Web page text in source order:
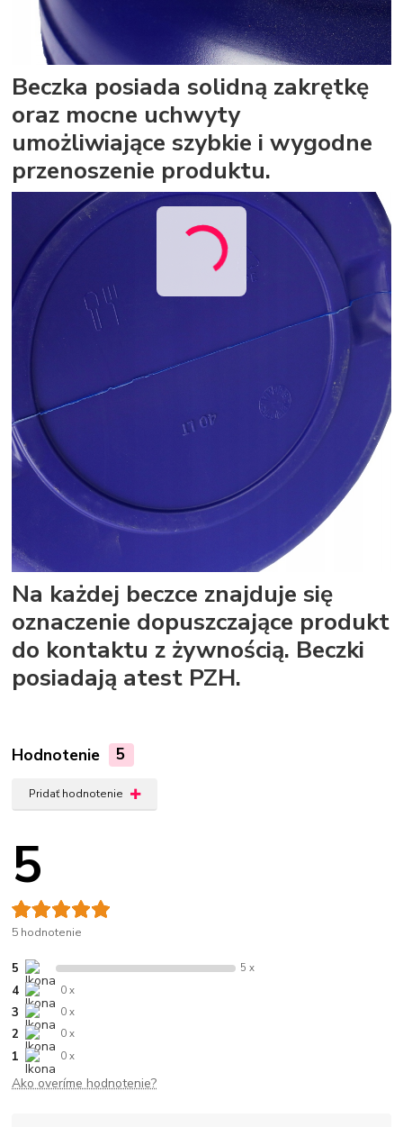
Beczka posiada solidną zakrętkę
oraz mocne uchwyty
umożliwiające szybkie i wygodne
przenoszenie produktu.
Na każdej beczce znajduje się
oznaczenie dopuszczające produkt
do kontaktu z żywnością. Beczki
posiadają atest PZH.
Hodnotenie 5
Pridať hodnotenie
5
5 hodnotenie
5 5 x
4 0 x
3 0 x
2 0 x
1 0 x
Ako overíme hodnotenie?